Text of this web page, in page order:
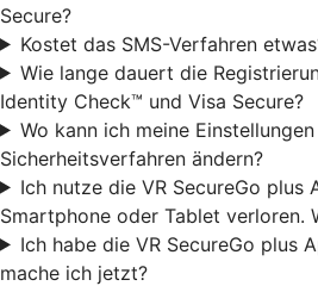
Secure?
Kostet das SMS-Verfahren
Wie lange dauert die
Identity Check™ und Visa Secure?
Wo kann ich meine
Sicherheitsverfahren ändern?
Ich nutze die VR SecureGo plus
Smartphone oder Tablet verloren.
Ich habe die VR SecureGo plus
mache ich jetzt?